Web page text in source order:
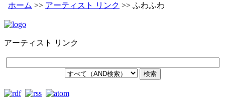
ホーム >> アーティスト リンク >> ふわふわ
アーティスト リンク